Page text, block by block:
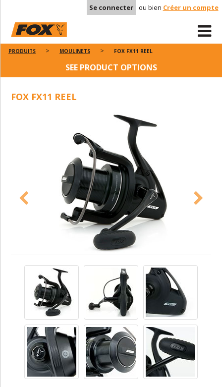
Se connecter ou bien Créer un compte
PRODUITS MOULINETS FOX FX11 REEL
SEE PRODUCT OPTIONS
FOX FX11 REEL